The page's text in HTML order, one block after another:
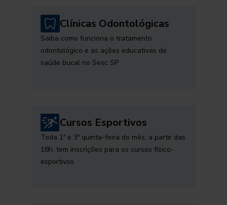
Clínicas Odontológicas
Saiba como funciona o tratamento
odontológico e as ações educativas de
saúde bucal no Sesc SP
Cursos Esportivos
Toda 1ª e 3ª quinta-feira do mês, a partir das
18h, tem inscrições para os cursos físico-
esportivos